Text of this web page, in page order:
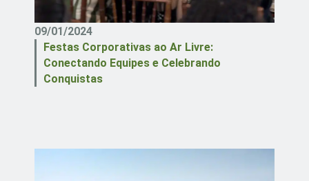
09/01/2024
Festas Corporativas ao Ar Livre:
Conectando Equipes e Celebrando
Conquistas